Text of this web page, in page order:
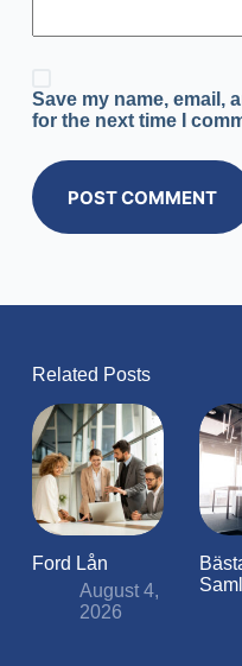
Save my name, email,
for the next time I
POST COMMENT
Related Posts
Ford Lån
August 4,
2026